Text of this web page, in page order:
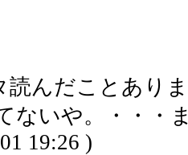
読んだことあり
ないや。・・・
19:26 )